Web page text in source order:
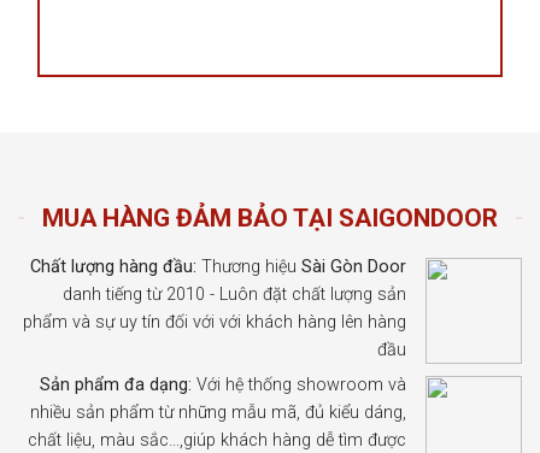
MUA HÀNG ĐẢM BẢO TẠI SAIGONDOOR
Chất lượng hàng đầu: Thương hiệu Sài Gòn Door
danh tiếng từ 2010 - Luôn đặt chất lượng sản
phẩm và sự uy tín đối với với khách hàng lên hàng
đầu
Sản phẩm đa dạng: Với hệ thống showroom và
nhiều sản phẩm từ những mẫu mã, đủ kiểu dáng,
chất liệu, màu sắc…,giúp khách hàng dễ tìm được